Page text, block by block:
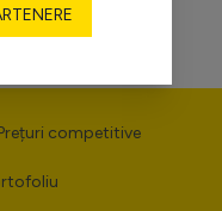
competitive